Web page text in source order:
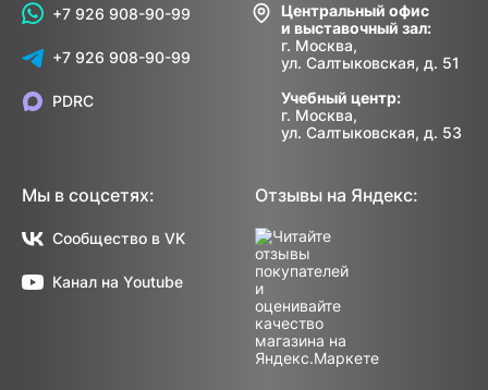
+7 926 908-90-99
+7 926 908-90-99
Центральный офис
и выставочный зал:
г. Москва,
ул. Салтыковская, д. 51
Учебный центр:
г. Москва,
ул. Салтыковская, д. 53
PDRC
Мы в соцсетях:
Сообщество в VK
Канал на Youtube
Отзывы на Яндекс: